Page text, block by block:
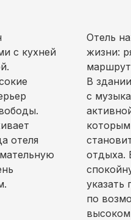
Отель
жизни:
В
с
отдыха.
по
с кухней
отеля